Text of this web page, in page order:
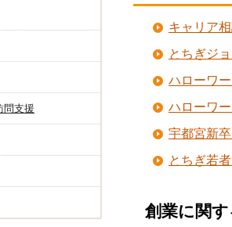
キャリア
とちぎジ
ハローワ
ハローワ
宇都宮新
とちぎ若
創業に関
問支援